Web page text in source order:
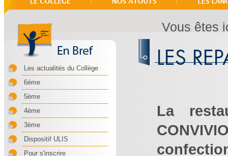
Les actualités du Collège
6ème
5ème
4ème
3ème
Dispositif ULIS
Pour s'inscrire
Vous êtes
LES
La